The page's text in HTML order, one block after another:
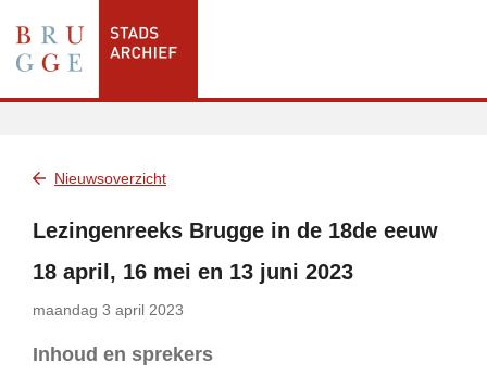
Nieuwsoverzicht
Lezingenreeks Brugge in de 18de eeuw
18 april, 16 mei en 13 juni 2023
maandag 3 april 2023
Inhoud en sprekers